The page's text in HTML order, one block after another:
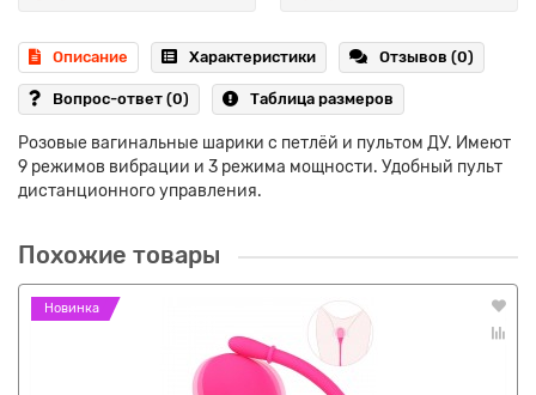
Описание Характеристики Отзывов (0)
Вопрос-ответ (0) Таблица размеров
Розовые вагинальные шарики с петлёй и пультом ДУ. Имеют
9 режимов вибрации и 3 режима мощности. Удобный пульт
дистанционного управления.
Похожие товары
Новинка